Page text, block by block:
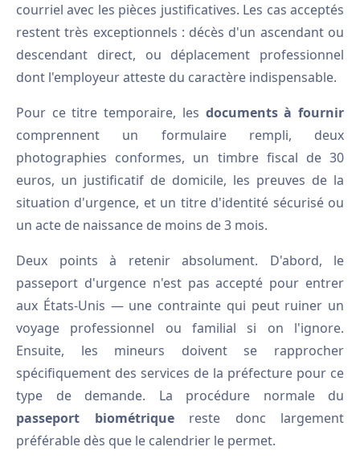
courriel avec les pièces justificatives. Les cas acceptés
restent très exceptionnels : décès d'un ascendant ou
descendant direct, ou déplacement professionnel
dont l'employeur atteste du caractère indispensable.
Pour ce titre temporaire, les documents à fournir
comprennent un formulaire rempli, deux
photographies conformes, un timbre fiscal de 30
euros, un justificatif de domicile, les preuves de la
situation d'urgence, et un titre d'identité sécurisé ou
un acte de naissance de moins de 3 mois.
Deux points à retenir absolument. D'abord, le
passeport d'urgence n'est pas accepté pour entrer
aux États-Unis — une contrainte qui peut ruiner un
voyage professionnel ou familial si on l'ignore.
Ensuite, les mineurs doivent se rapprocher
spécifiquement des services de la préfecture pour ce
type de demande. La procédure normale du
passeport biométriquereste donc largement
préférable dès que le calendrier le permet.